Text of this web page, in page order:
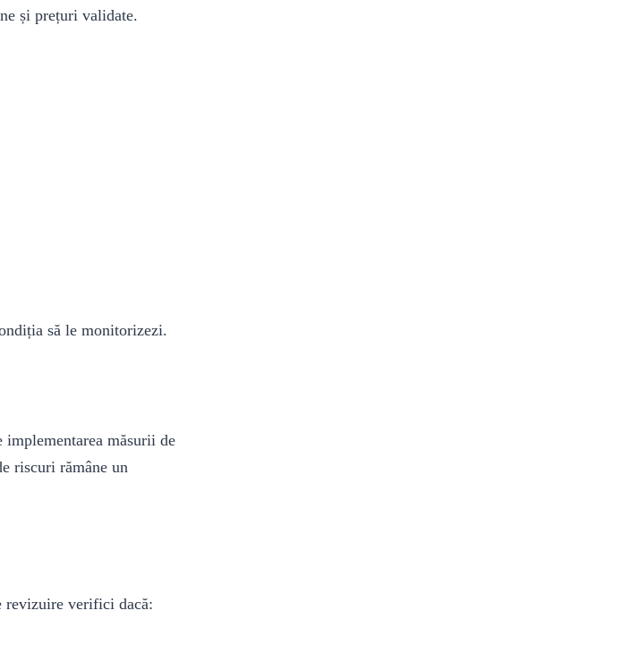
și prețuri validate.
să le monitorizezi.
implementarea măsurii de
riscuri rămâne un
revizuire verifici dacă: